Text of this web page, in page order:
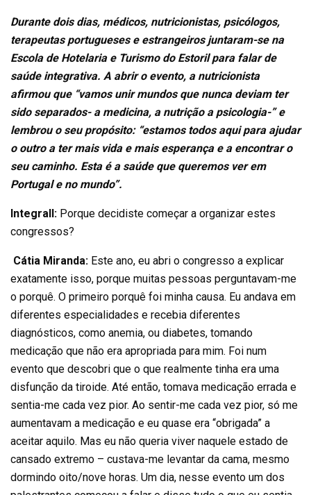
Durante dois dias, médicos, nutricionistas, psicólogos,
terapeutas portugueses e estrangeiros juntaram-se na
Escola de Hotelaria e Turismo do Estoril para falar de
saúde integrativa. A abrir o evento, a nutricionista
afirmou que “vamos unir mundos que nunca deviam ter
sido separados- a medicina, a nutrição a psicologia-” e
lembrou o seu propósito: “estamos todos aqui para ajudar
o outro a ter mais vida e mais esperança e a encontrar o
seu caminho. Esta é a saúde que queremos ver em
Portugal e no mundo”.
Integrall: Porque decidiste começar a organizar estes
congressos?
Cátia Miranda: Este ano, eu abri o congresso a explicar
exatamente isso, porque muitas pessoas perguntavam-me
o porquê. O primeiro porquê foi minha causa. Eu andava em
diferentes especialidades e recebia diferentes
diagnósticos, como anemia, ou diabetes, tomando
medicação que não era apropriada para mim. Foi num
evento que descobri que o que realmente tinha era uma
disfunção da tiroide. Até então, tomava medicação errada e
sentia-me cada vez pior. Ao sentir-me cada vez pior, só me
aumentavam a medicação e eu quase era “obrigada” a
aceitar aquilo. Mas eu não queria viver naquele estado de
cansado extremo – custava-me levantar da cama, mesmo
dormindo oito/nove horas. Um dia, nesse evento um dos